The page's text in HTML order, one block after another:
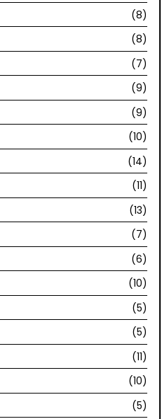
(8)
(8)
(7)
(9)
(9)
(10)
(14)
(11)
(13)
(7)
(6)
(10)
(5)
(5)
(11)
(10)
(5)